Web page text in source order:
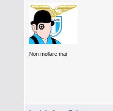
Non mollare mai